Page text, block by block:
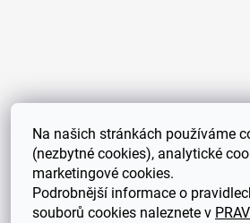
Na našich stránkách používáme
(nezbytné cookies), analytické
marketingové cookies.
Podrobnější informace o
souborů cookies naleznete v
Doprava po ČR zdarma pro
objednávky nad 2500 Kč